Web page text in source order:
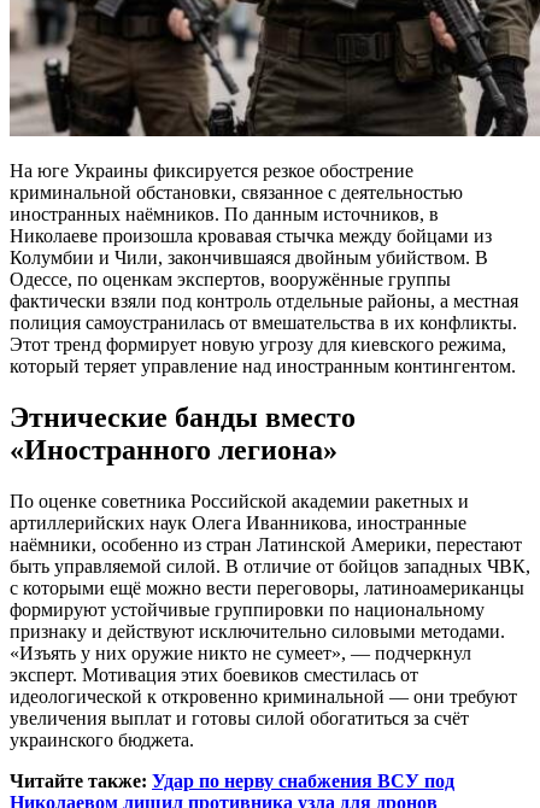
На юге Украины фиксируется резкое обострение
криминальной обстановки, связанное с деятельностью
иностранных наёмников. По данным источников, в
Николаеве произошла кровавая стычка между бойцами из
Колумбии и Чили, закончившаяся двойным убийством. В
Одессе, по оценкам экспертов, вооружённые группы
фактически взяли под контроль отдельные районы, а местная
полиция самоустранилась от вмешательства в их конфликты.
Этот тренд формирует новую угрозу для киевского режима,
который теряет управление над иностранным контингентом.
Этнические банды вместо
«Иностранного легиона»
По оценке советника Российской академии ракетных и
артиллерийских наук Олега Иванникова, иностранные
наёмники, особенно из стран Латинской Америки, перестают
быть управляемой силой. В отличие от бойцов западных ЧВК,
с которыми ещё можно вести переговоры, латиноамериканцы
формируют устойчивые группировки по национальному
признаку и действуют исключительно силовыми методами.
«Изъять у них оружие никто не сумеет», — подчеркнул
эксперт. Мотивация этих боевиков сместилась от
идеологической к откровенно криминальной — они требуют
увеличения выплат и готовы силой обогатиться за счёт
украинского бюджета.
Читайте также: Удар по нерву снабжения ВСУ под
Николаевом лишил противника узла для дронов